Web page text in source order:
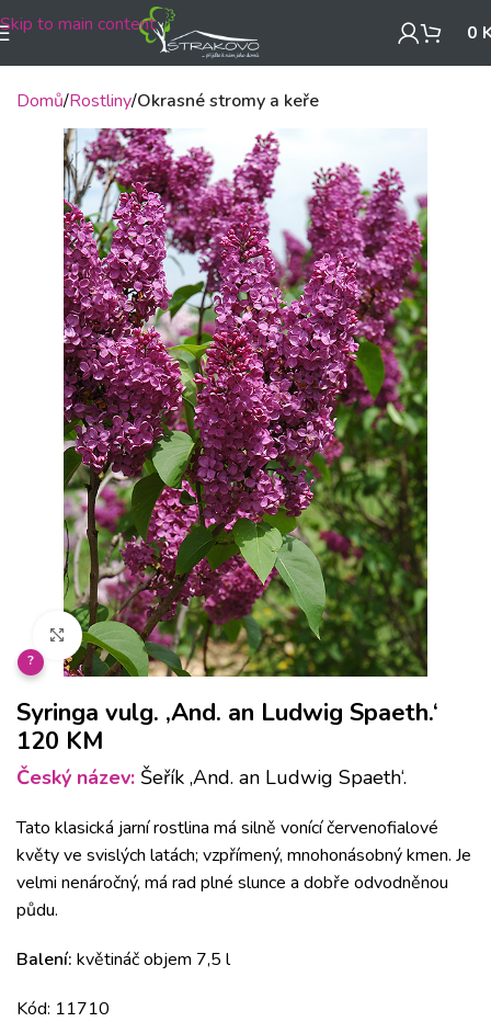
Skip to main content 0
Domů Rostliny Okrasné stromy a keře
Klikněte pro zvětšení
?
Syringa vulg. ‚And. an Ludwig Spaeth.‘
120 KM
Český název: Šeřík ‚And. an Ludwig Spaeth‘.
Tato klasická jarní rostlina má silně vonící červenofialové
květy ve svislých latách; vzpřímený, mnohonásobný kmen. Je
velmi nenáročný, má rad plné slunce a dobře odvodněnou
půdu.
Balení: květináč objem 7,5 l
Kód: 11710